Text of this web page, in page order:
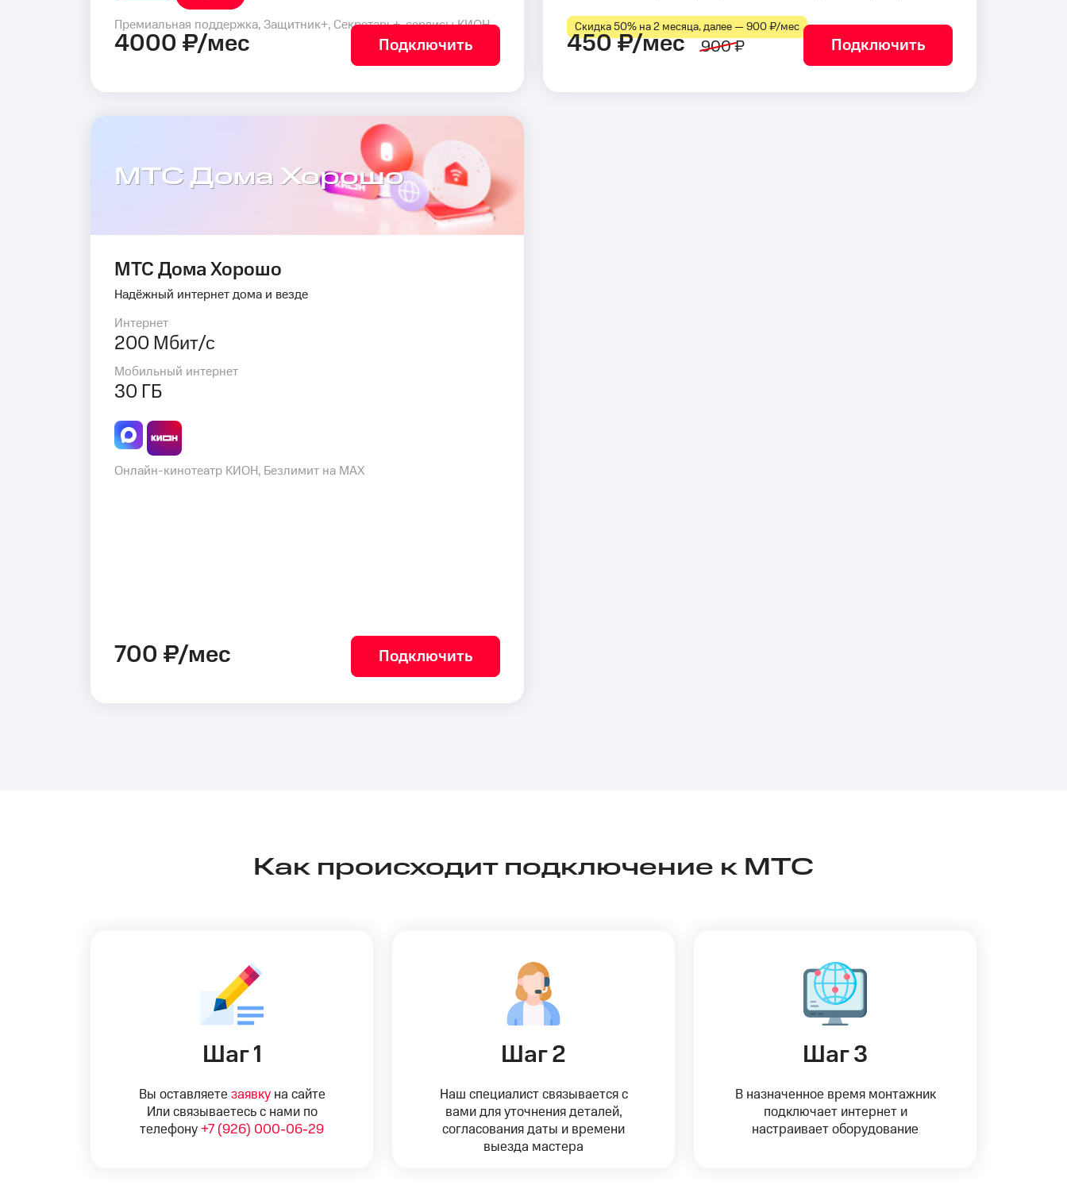
Премиальная поддержка, Защитник+, Секретарь+, сервисы КИОН
4000 ₽/мес Подключить
Скидка 50% на 2 месяца, далее — 900 ₽⁠/⁠мес
450 ₽/мес 900 ₽ Подключить
МТС Дома Хорошо
МТС Дома Хорошо
Надёжный интернет дома и везде
Интернет
200 Мбит/с
Мобильный интернет
30 ГБ
Онлайн-кинотеатр КИОН, Безлимит на MAX
700 ₽/мес Подключить
Как происходит подключение к МТС
Шаг 1
Вы оставляете заявкуна сайте
Или связываетесь с нами по
телефону +7 (926) 000-06-29
Шаг 2
Наш специалист связывается с
вами для уточнения деталей,
согласования даты и времени
выезда мастера
Шаг 3
В назначенное время монтажник
подключает интернет и
настраивает оборудование